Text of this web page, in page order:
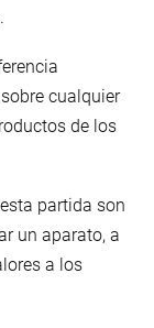
cualquier
de los
partida son
un aparato, a
a los